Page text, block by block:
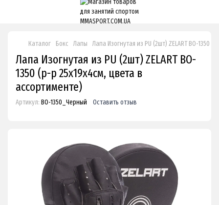
Каталог Бокс Лапы Лапа Изогнутая из PU (2шт) ZELART BO-1350
Лапа Изогнутая из PU (2шт) ZELART BO-
1350 (р-р 25x19x4см, цвета в
ассортименте)
Артикул: BO-1350_Черный Оставить отзыв